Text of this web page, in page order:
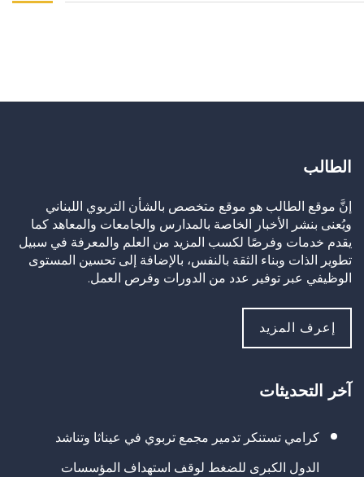
الطالب
إنَّ موقع الطالب هو موقع متخصص بالشأن التربوي اللبناني
ويُعنى بنشر الأخبار الخاصة بالمدارس والجامعات والمعاهد كما
يقدم خدمات وفرصًا لكسب المزيد من العلم والمعرفة في سبيل
تطوير الذات وبناء الثقة بالنفس، بالإضافة إلى تحسين المستوى
الوظيفي عبر توفير عدد من الدورات وفرص العمل.
إعرف المزيد
آخر التحديثات
كرامي تستنكر تدمير مجمع تربوي في عيناثا وتناشد
الدول الكبرى للضغط لوقف استهداف المؤسسات